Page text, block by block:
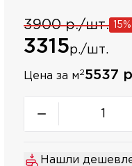
3900 р./шт. 15%
3315р./шт.
Цена за м25537
Нашли